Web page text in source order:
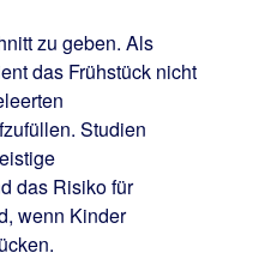
zu geben. Als
das Frühstück nicht
Studien
das Risiko für
wenn Kinder